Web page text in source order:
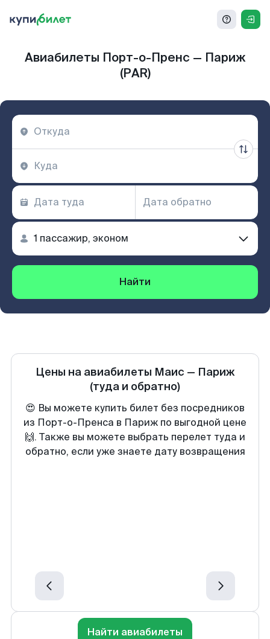
Авиабилеты Порт-о-Пренс — Париж
(PAR)
Найти
Цены на авиабилеты Маис — Париж
(туда и обратно)
😍 Вы можете купить билет без посредников
из Порт-о-Пренса в Париж по выгодной цене
🙌. Также вы можете выбрать перелет туда и
обратно, если уже знаете дату возвращения
Найти авиабилеты